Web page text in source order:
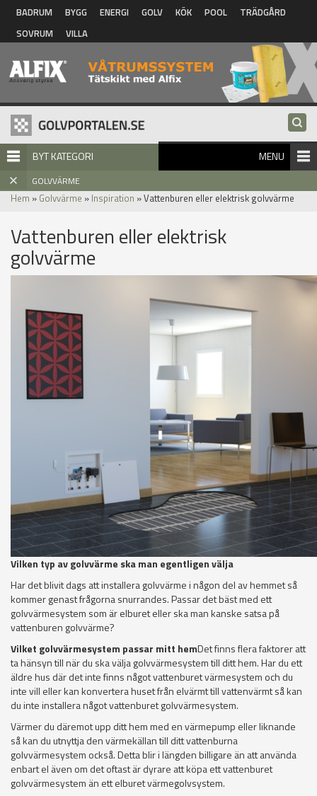
Hoppa till huvudinnehåll
BADRUM BYGG ENERGI GOLV KÖK POOL
TRÄDGÅRD
SOVRUM
VILLA
BYT KATEGORI MENU
GOLVVÄRME
Hem » Golvvärme » Inspiration » Vattenburen eller elektrisk golvvärme
Vattenburen eller elektrisk
golvvärme
Vilken typ av golvvärme ska man egentligen välja
Har det blivit dags att installera golvvärme i någon del av hemmet så
kommer genast frågorna snurrandes. Passar det bäst med ett
golvvärmesystem som är elburet eller ska man kanske satsa på
vattenburen golvvärme?
Vilket golvvärmesystem passar mitt hemDet finns flera faktorer att
ta hänsyn till när du ska välja golvvärmesystem till ditt hem. Har du ett
äldre hus där det inte finns något vattenburet värmesystem och du
inte vill eller kan konvertera huset från elvärmt till vattenvärmt så kan
du inte installera något vattenburet golvvärmesystem.
Värmer du däremot upp ditt hem med en värmepump eller liknande
så kan du utnyttja den värmekällan till ditt vattenburna
golvvärmesystem också. Detta blir i längden billigare än att använda
enbart el även om det oftast är dyrare att köpa ett vattenburet
golvvärmesystem än ett elburet värmegolvsystem.